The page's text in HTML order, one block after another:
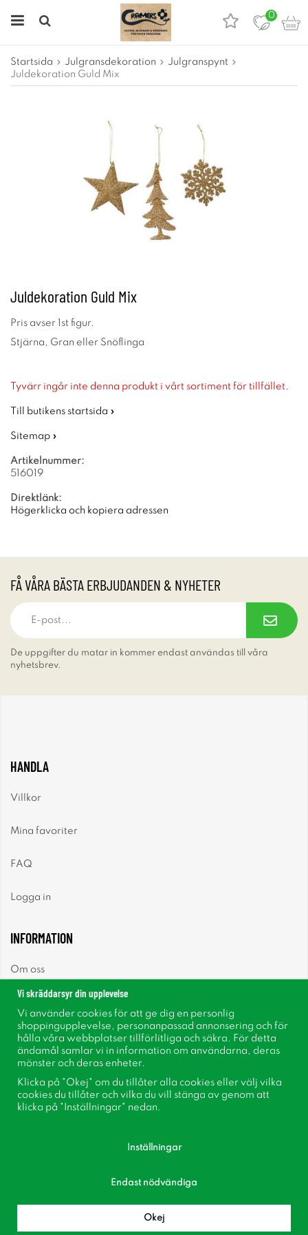
0
Startsida Julgransdekoration
Julgranspynt
Juldekoration Guld Mix
Juldekoration Guld Mix
Pris avser 1st figur.
Stjärna, Gran eller Snöflinga
Tyvärr ingår inte denna produkt i vårt sortiment för tillfället.
Till butikens startsida »
Sitemap »
Artikelnummer:
516019
Direktlänk:
Högerklicka och kopiera adressen
FÅ VÅRA BÄSTA ERBJUDANDEN & NYHETER
De uppgifter du matar in kommer endast användas till våra
nyhetsbrev.
HANDLA
Villkor
Mina favoriter
FAQ
Logga in
INFORMATION
Om oss
Nyhetsbrev
Om cookies
Inspiration
Bli medlem i vår kundklubb!
Vi skräddarsyr din upplevelse
Vi använder cookies för att ge dig en personlig
shoppingupplevelse, personanpassad annonsering och för
hålla våra webbplatser tillförlitliga och säkra. För detta
ändamål samlar vi in information om användarna, deras
mönster och deras enheter.
Klicka på "Okej" om du tillåter alla cookies eller välj vilka
cookies du tillåter och vilka du vill stänga av genom att
klicka på "Inställningar" nedan.
Inställningar
Endast nödvändiga
Okej